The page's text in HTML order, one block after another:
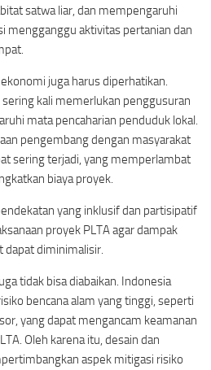
satwa liar, dan mempengaruhi
mengganggu aktivitas pertanian dan
juga harus diperhatikan.
kali memerlukan penggusuran
mata pencaharian penduduk lokal.
pengembang dengan masyarakat
sering terjadi, yang memperlambat
biaya proyek.
yang inklusif dan partisipatif
proyek PLTA agar dampak
dapat diminimalisir.
tidak bisa diabaikan. Indonesia
bencana alam yang tinggi, seperti
yang dapat mengancam keamanan
Oleh karena itu, desain dan
aspek mitigasi risiko